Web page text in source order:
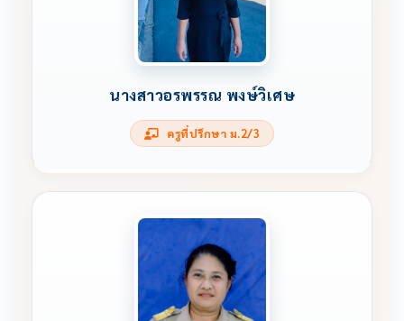
นางสาวอรพรรณ พงษ์วิเศษ
ครูที่ปรึกษา ม.2/3